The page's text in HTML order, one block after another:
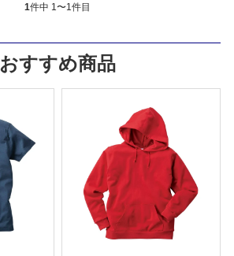
1件中 1〜1件目
おすすめ商品